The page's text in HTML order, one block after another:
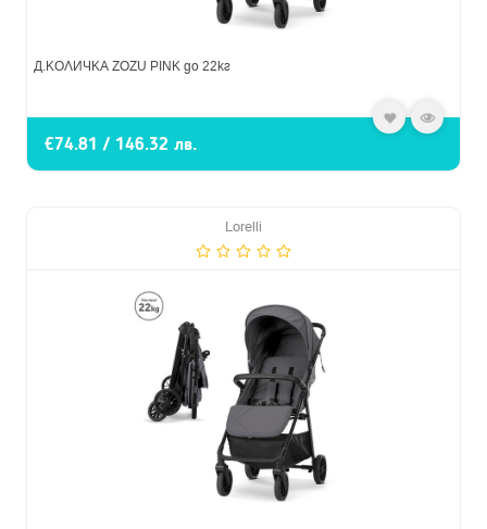
Д.КОЛИЧКА ZOZU PINK до 22кг
€74.81 / 146.32 лв.
Lorelli